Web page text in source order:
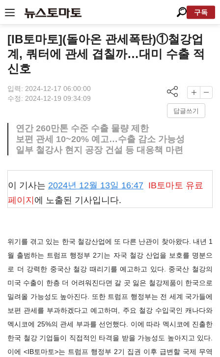
구독
[IB토마토](돌아온 관세폭탄)①철강업
계, 쿼터에 관세 겹칠까…대미 수출 적
신호
입력: 2024-12-17 06:00:00
수정: 2024-12-19 09:34:09
답글쓰기
연간 260만톤 수준 수출 물량 제한
보편 관세 10~20% 예고…수출 감소 가능성
일부 철강사 현지 공장 건설 등 대응책 마련
이 기사는 2024년 12월 13일 16:47 IB토마토 유료
페이지 에 노출된 기사입니다.
위기를 겪고 있는 한국 철강산업에 또 다른 난관이 찾아왔다. 내년 1
월 출범하는 트럼프 행정부 2기는 자국 철강 산업을 보호를 명분으
로 더 강력한 중국산 철강 때리기를 예고하고 있다. 중국산 철강의
미국 수출이 한층 더 어려워진다면 갈 곳 잃은 철강제품이 한국으로
밀려올 가능성도 높아진다. 또한 트럼프 행정부는 전 세계 국가들에
보편 관세를 부과하겠다고 예고하며, 주요 철강 수입국인 캐나다와
멕시코에 25%의 관세 부과를 선언했다. 이에 따라 멕시코에 진출한
한국 철강 기업들이 직접적인 타격을 받을 가능성도 높아지고 있다.
이에 <IB토마토>는 트럼프 행정부 2기 집권 이후 급변할 국제 무역